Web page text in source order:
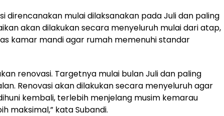
direncanakan mulai dilaksanakan pada Juli dan paling
akan dilakukan secara menyeluruh mulai dari atap,
kamar mandi agar rumah memenuhi standar
renovasi. Targetnya mulai bulan Juli dan paling
Renovasi akan dilakukan secara menyeluruh agar
kembali, terlebih menjelang musim kemarau
maksimal,” kata Subandi.